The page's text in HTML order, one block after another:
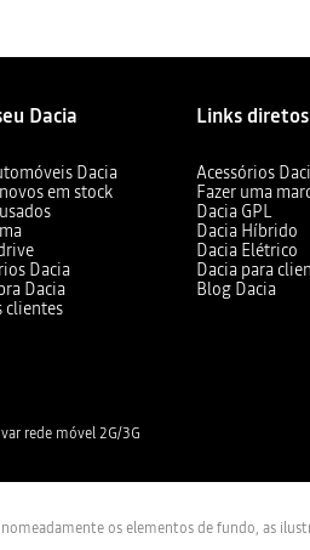
Dacia
Dacia
em stock
Dacia
Dacia
clientes
Links diretos
Acessórios
Fazer uma
Dacia GPL
Dacia Híbrido
Dacia Elétrico
Dacia para
Blog Dacia
rede móvel 2G/3G
os elementos de fundo, as